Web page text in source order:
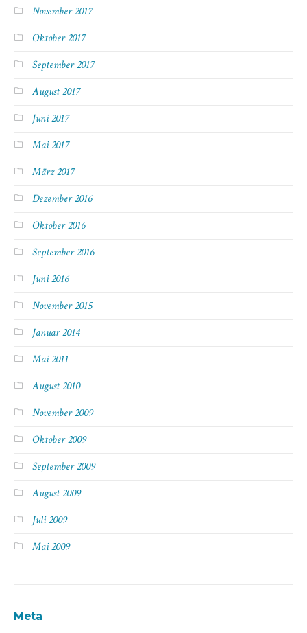
November 2017
Oktober 2017
September 2017
August 2017
Juni 2017
Mai 2017
März 2017
Dezember 2016
Oktober 2016
September 2016
Juni 2016
November 2015
Januar 2014
Mai 2011
August 2010
November 2009
Oktober 2009
September 2009
August 2009
Juli 2009
Mai 2009
Meta